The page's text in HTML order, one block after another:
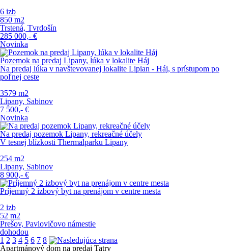
6 izb
850 m2
Trstená, Tvrdošín
285 000,- €
Novinka
Pozemok na predaj Lipany, lúka v lokalite Háj
Na predaj lúka v navštevovanej lokalite Lipian - Háj, s prístupom po
poľnej ceste
3579 m2
Lipany, Sabinov
7 500,- €
Novinka
Na predaj pozemok Lipany, rekreačné účely
V tesnej blízkosti Thermalparku Lipany
254 m2
Lipany, Sabinov
8 900,- €
Príjemný 2 izbový byt na prenájom v centre mesta
2 izb
52 m2
Prešov, Pavlovičovo námestie
dohodou
1 2 3 4 5 6 7 8
Apartmánový dom na predaj Tatry